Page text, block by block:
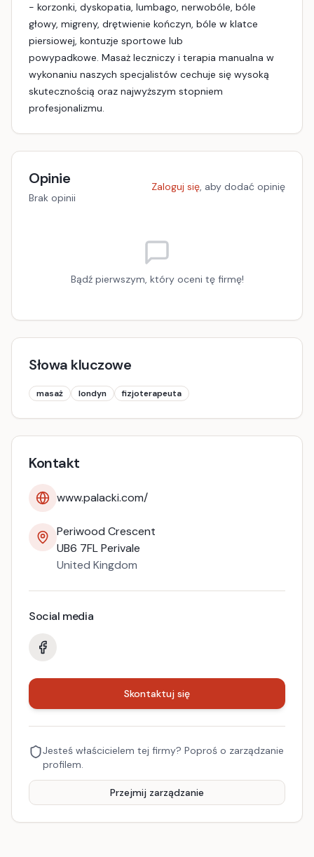
- korzonki, dyskopatia, lumbago, nerwobóle, bóle
głowy, migreny, drętwienie kończyn, bóle w klatce
piersiowej, kontuzje sportowe lub
powypadkowe. Masaż leczniczy i terapia manualna w
wykonaniu naszych specjalistów cechuje się wysoką
skutecznością oraz najwyższym stopniem
profesjonalizmu.
Opinie
Brak opinii
Zaloguj się, aby dodać opinię
Bądź pierwszym, który oceni tę firmę!
Słowa kluczowe
masaż londyn fizjoterapeuta
Kontakt
www.palacki.com/
Periwood Crescent
UB6 7FLPerivale
United Kingdom
Social media
Skontaktuj się
Jesteś właścicielem tej firmy? Poproś o zarządzanie
profilem.
Przejmij zarządzanie